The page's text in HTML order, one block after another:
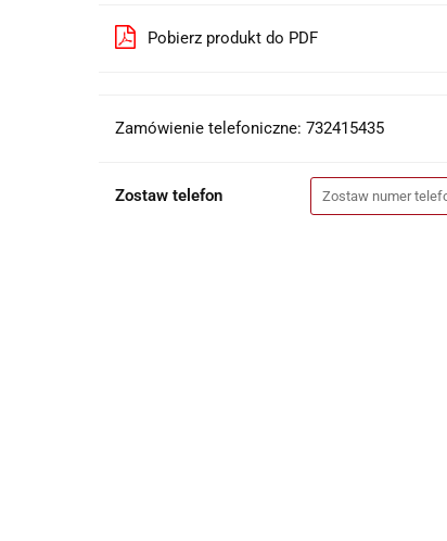
Pobierz produkt do PDF
Zamówienie telefoniczne: 732415435
Zostaw telefon